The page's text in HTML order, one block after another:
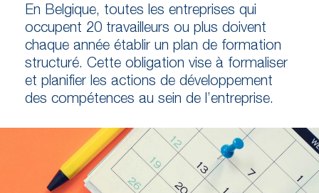
En Belgique, toutes les entreprises qui
occupent 20 travailleurs ou plus doivent
chaque année établir un plan de formation
structuré. Cette obligation vise à formaliser
et planifier les actions de développement
des compétences au sein de l’entreprise.